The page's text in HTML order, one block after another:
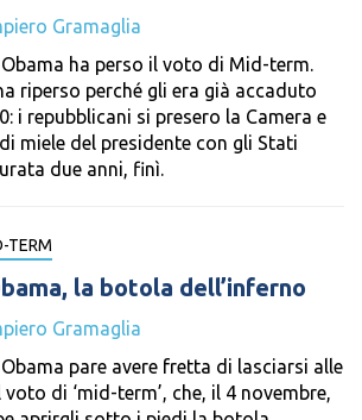
Gramaglia
ha perso il voto di Mid-term.
riperso perché gli era già accaduto
i repubblicani si presero la Camera e
miele del presidente con gli Stati
due anni, finì.
TERM
la botola dell’inferno
Gramaglia
pare avere fretta di lasciarsi alle
voto di ‘mid-term’, che, il 4 novembre,